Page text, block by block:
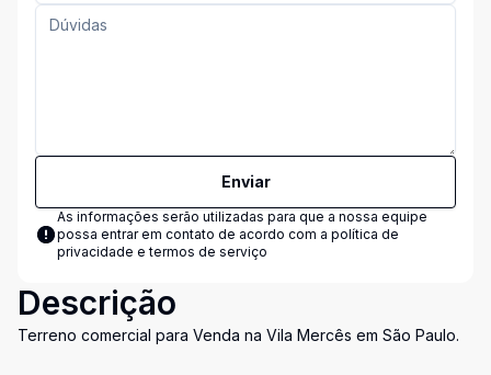
Enviar
As informações serão utilizadas para que a nossa equipe
possa entrar em contato de acordo com a política de
privacidade e termos de serviço
Descrição
Terreno comercial para Venda na Vila Mercês em São Paulo.